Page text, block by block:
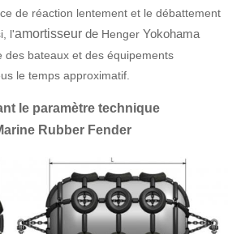
de réaction lentement et le débattement
l'amortisseur de Henger Yokohama
des bateaux et des équipements
le temps approximatif.
le paramètre technique
Rubber Fender